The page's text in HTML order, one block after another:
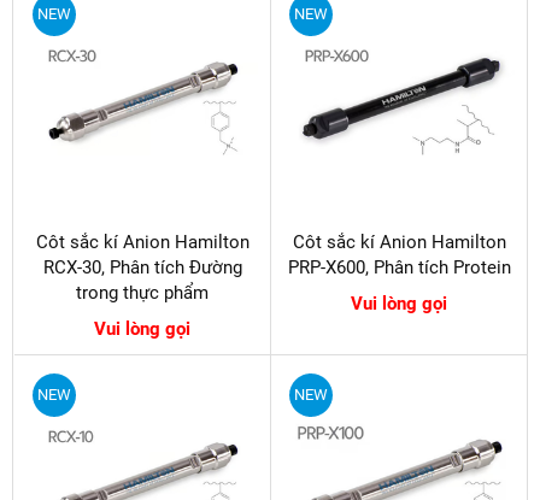
NEW
Côt sắc kí Anion Hamilton
RCX-30, Phân tích Đường
trong thực phẩm
Vui lòng gọi
NEW
Côt sắc kí Anion Hamilton
PRP-X600, Phân tích Protein
Vui lòng gọi
NEW NEW